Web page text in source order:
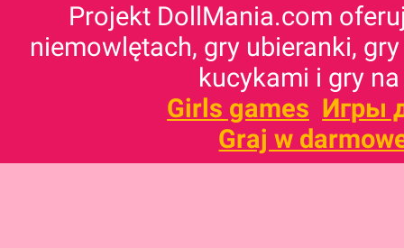
Projekt DollMania.com
niemowlętach, gry ubieranki,
kucykami i gry
Girls games Игры
Graj w